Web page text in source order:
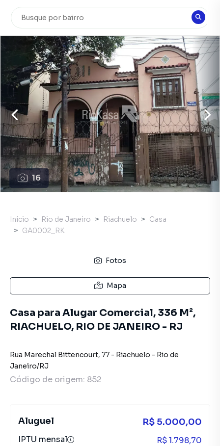
16
Início Rio de Janeiro Riachuelo
Casa
GA0002_RK
Fotos
Mapa
Casa para Alugar Comercial, 336 M²,
RIACHUELO, RIO DE JANEIRO - RJ
Rua Marechal Bittencourt, 77 - Riachuelo - Rio de
Janeiro/RJ
Código de origem: 852
Aluguel R$ 5.000,00
IPTU mensal R$ 1.798,70